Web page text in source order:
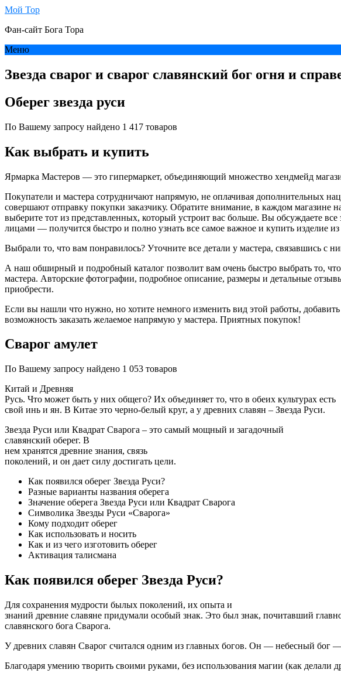
Мой Тор
Фан-сайт Бога Тора
Меню
Звезда сварог и сварог славянский бог огня и
Оберег звезда руси
По Вашему запросу найдено 1 417 товаров
Как выбрать и купить
Ярмарка Мастеров — это гипермаркет, объединяющий множество хендмейд
Покупатели и мастера сотрудничают напрямую, не оплачивая дополнительных
совершают отправку покупки заказчику. Обратите внимание, в каждом
выберите тот из представленных, который устроит вас больше. Вы обсуждаете
лицами — получится быстро и полно узнать все самое важное и купить изделие
Выбрали то, что вам понравилось? Уточните все детали у мастера, связавшись
А наш обширный и подробный каталог позволит вам очень быстро выбрать то,
мастера. Авторские фотографии, подробное описание, размеры и детальные
приобрести.
Если вы нашли что нужно, но хотите немного изменить вид этой работы,
возможность заказать желаемое напрямую у мастера. Приятных покупок!
Сварог амулет
По Вашему запросу найдено 1 053 товаров
Китай и Древняя
Русь. Что может быть у них общего? Их объединяет то, что в обеих культурах есть
свой инь и ян. В Китае это черно-белый круг, а у древних славян – Звезда Руси.
Звезда Руси или Квадрат Сварога – это самый мощный и загадочный
славянский оберег. В
нем хранятся древние знания, связь
поколений, и он дает силу достигать цели.
Как появился оберег Звезда Руси?
Разные варианты названия оберега
Значение оберега Звезда Руси или Квадрат Сварога
Символика Звезды Руси «Сварога»
Кому подходит оберег
Как использовать и носить
Как и из чего изготовить оберег
Активация талисмана
Как появился оберег Звезда Руси?
Для сохранения мудрости былых поколений, их опыта и
знаний древние славяне придумали особый знак. Это был знак, почитавший
славянского бога Сварога.
У древних славян Сварог считался одним из главных богов. Он — небесный бог
Благодаря умению творить своими руками, без использования магии (как